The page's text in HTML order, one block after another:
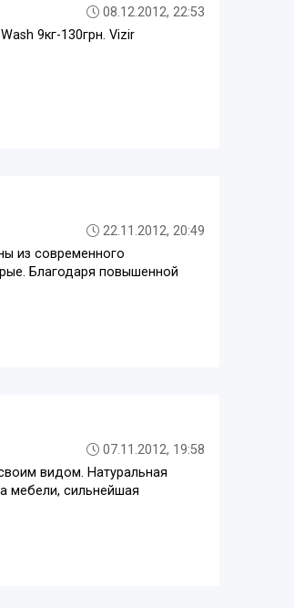
08.12.2012, 22:53
9кг-130грн. Vizir
22.11.2012, 20:49
из современного
Благодаря повышенной
07.11.2012, 19:58
видом. Натуральная
мебели, сильнейшая